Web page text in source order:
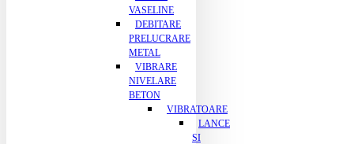
VASELINE
DEBITARE
PRELUCRARE
METAL
VIBRARE
NIVELARE
BETON
VIBRATOARE
LANCE
SI